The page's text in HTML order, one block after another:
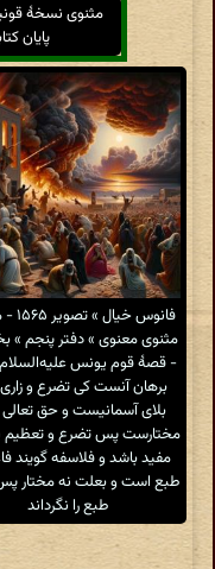
مثنوی نسخهٔ
پایان کتابت ۶۷۷ ه.ق »
فانوس
- قصهٔ قوم یونس علیه‌السلام
برهان آنست کی تضرع و
بلای آسمانیست و حق
مختارست پس تضرع و تعظیم
مفید باشد و فلاسفه گویند
طبع است و بعلت نه مختار
طبع را نگرداند